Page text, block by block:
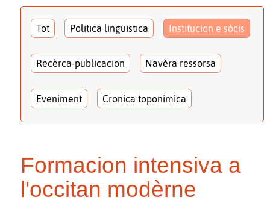
Tot Politica lingüistica Institucion e sòcis
Recèrca-publicacion Navèra ressorsa
Eveniment Cronica toponimica
Formacion intensiva a
l'occitan modèrne